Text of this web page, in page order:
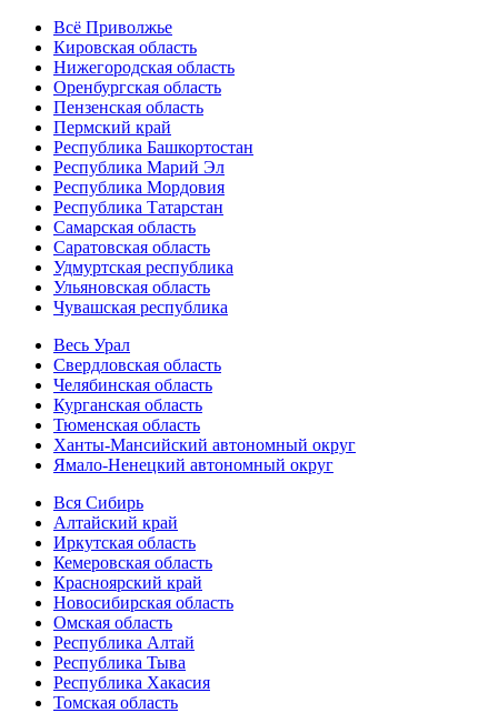
Всё Приволжье
Кировская область
Нижегородская область
Оренбургская область
Пензенская область
Пермский край
Республика Башкортостан
Республика Марий Эл
Республика Мордовия
Республика Татарстан
Самарская область
Саратовская область
Удмуртская республика
Ульяновская область
Чувашская республика
Весь Урал
Свердловская область
Челябинская область
Курганская область
Тюменская область
Ханты-Мансийский автономный округ
Ямало-Ненецкий автономный округ
Вся Сибирь
Алтайский край
Иркутская область
Кемеровская область
Красноярский край
Новосибирская область
Омская область
Республика Алтай
Республика Тыва
Республика Хакасия
Томская область